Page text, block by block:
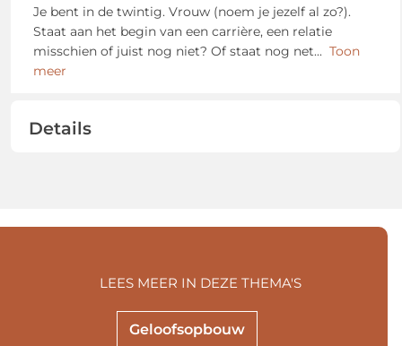
Je bent in de twintig. Vrouw (noem je jezelf al zo?).
Staat aan het begin van een carrière, een relatie
misschien of juist nog niet? Of staat nog net... Toon
meer
Details
Geloofsopbouw
LEES MEER IN DEZE THEMA'S